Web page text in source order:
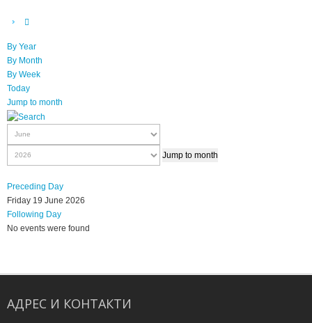
By Year
By Month
By Week
Today
Jump to month
Jump to month
Preceding Day
Friday 19 June 2026
Following Day
No events were found
АДРЕС И КОНТАКТИ